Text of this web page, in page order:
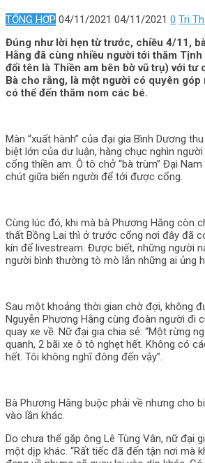
TỔNG HỢP 04/11/2021 04/11/2021 0 Tri
Đúng như lời hẹn từ trước, chiều 4/11,
Hằng đã cùng nhiều người tới thăm
đổi tên là Thiền am bên bờ vũ trụ) với tư
Bà cho rằng, là một người có quyên
có thể đến thăm nom các bé.
Màn “xuất hành” của đại gia Bình Dương
biệt lớn của dư luận, hàng chục nghìn
cổng thiền am. Ô tô chở “bà trùm” Đại
chút giữa biển người để tới được cổng.
Cùng lúc đó, khi mà bà Phương Hằng còn
thất Bồng Lai thì ở trước cổng nơi đây đã
kín để livestream. Được biết, những người
người bình thường tò mò lẫn những ai ủng
Sau một khoảng thời gian chờ đợi, không
Nguyễn Phương Hằng cùng đoàn người đi
quay xe về. Nữ đại gia chia sẻ: “Một rừng
quanh, 2 bãi xe ô tô nghẹt hết. Không có
hết. Tôi không nghĩ đông đến vậy”.
Bà Phương Hằng buộc phải về nhưng cho
vào lần khác.
Do chưa thể gặp ông Lê Tùng Vân, nữ đại
một dịp khác. “Rất tiếc đã đến tận nơi mà